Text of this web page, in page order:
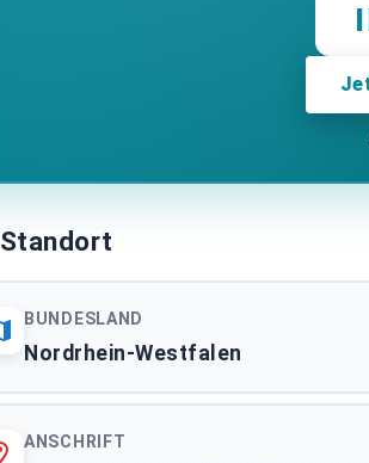
Standort
BUNDESLAND
Nordrhein-Westfalen
ANSCHRIFT